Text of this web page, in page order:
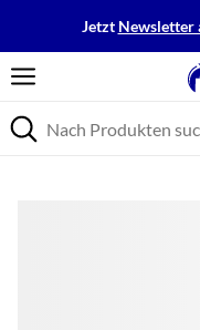
Jetzt Newsletter